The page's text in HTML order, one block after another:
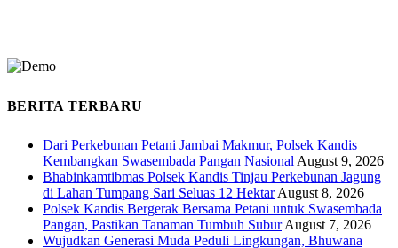
BERITA TERBARU
Dari Perkebunan Petani Jambai Makmur, Polsek Kandis
Kembangkan Swasembada Pangan Nasional August 9, 2026
Bhabinkamtibmas Polsek Kandis Tinjau Perkebunan Jagung
di Lahan Tumpang Sari Seluas 12 Hektar August 8, 2026
Polsek Kandis Bergerak Bersama Petani untuk Swasembada
Pangan, Pastikan Tanaman Tumbuh Subur August 7, 2026
Wujudkan Generasi Muda Peduli Lingkungan, Bhuwana